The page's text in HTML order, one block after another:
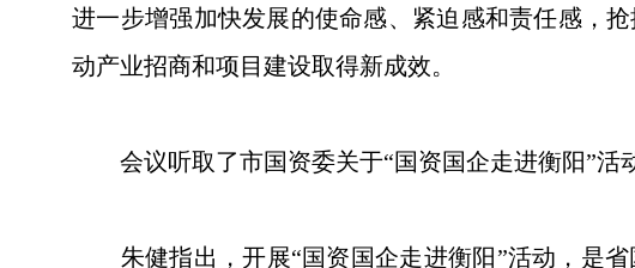
进一步增强加快发展的使命感、紧迫感和责任感，
动产业招商和项目建设取得新成效。
会议听取了市国资委关于“国资国企走进衡阳”活
朱健指出，开展“国资国企走进衡阳”活动，是省